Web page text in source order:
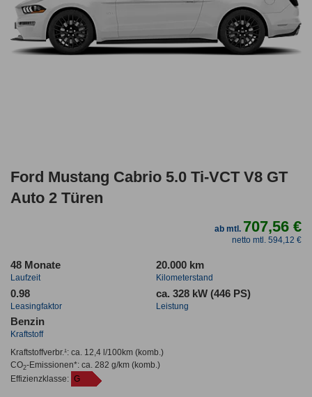
Ford Mustang Cabrio 5.0 Ti-VCT V8 GT
Auto 2 Türen
ab mtl. 707,56 €
netto mtl. 594,12 €
48 Monate
Laufzeit
20.000 km
Kilometerstand
0.98
Leasingfaktor
ca. 328 kW (446 PS)
Leistung
Benzin
Kraftstoff
Kraftstoffverbr.¹: ca. 12,4 l/100km(komb.)
CO2-Emissionen*: ca. 282 g/km(komb.)
Effizienzklasse: G